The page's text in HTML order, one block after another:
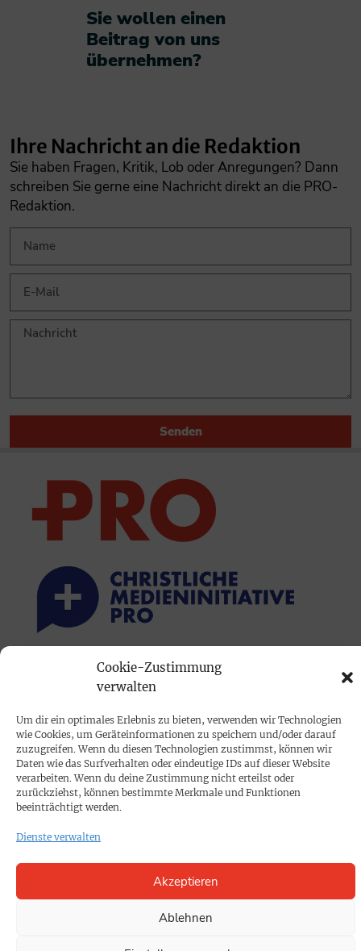
Cookie-Zustimmung
verwalten
Um dir ein optimales Erlebnis zu bieten, verwenden wir Technologien
wie Cookies, um Geräteinformationen zu speichern und/oder darauf
zuzugreifen. Wenn du diesen Technologien zustimmst, können wir
Daten wie das Surfverhalten oder eindeutige IDs auf dieser Website
verarbeiten. Wenn du deine Zustimmung nicht erteilst oder
zurückziehst, können bestimmte Merkmale und Funktionen
beeinträchtigt werden.
Dienste verwalten
Akzeptieren
Ablehnen
Sie wollen einen
Beitrag von uns
übernehmen?​
Ihre Nachricht an die Redaktion
Sie haben Fragen, Kritik, Lob oder Anregungen? Dann
schreiben Sie gerne eine Nachricht direkt an die PRO-
Redaktion.
Senden
PRINTAUSGABE
PROKOMPAKT
Impressum
SPENDEN
Datenschutz